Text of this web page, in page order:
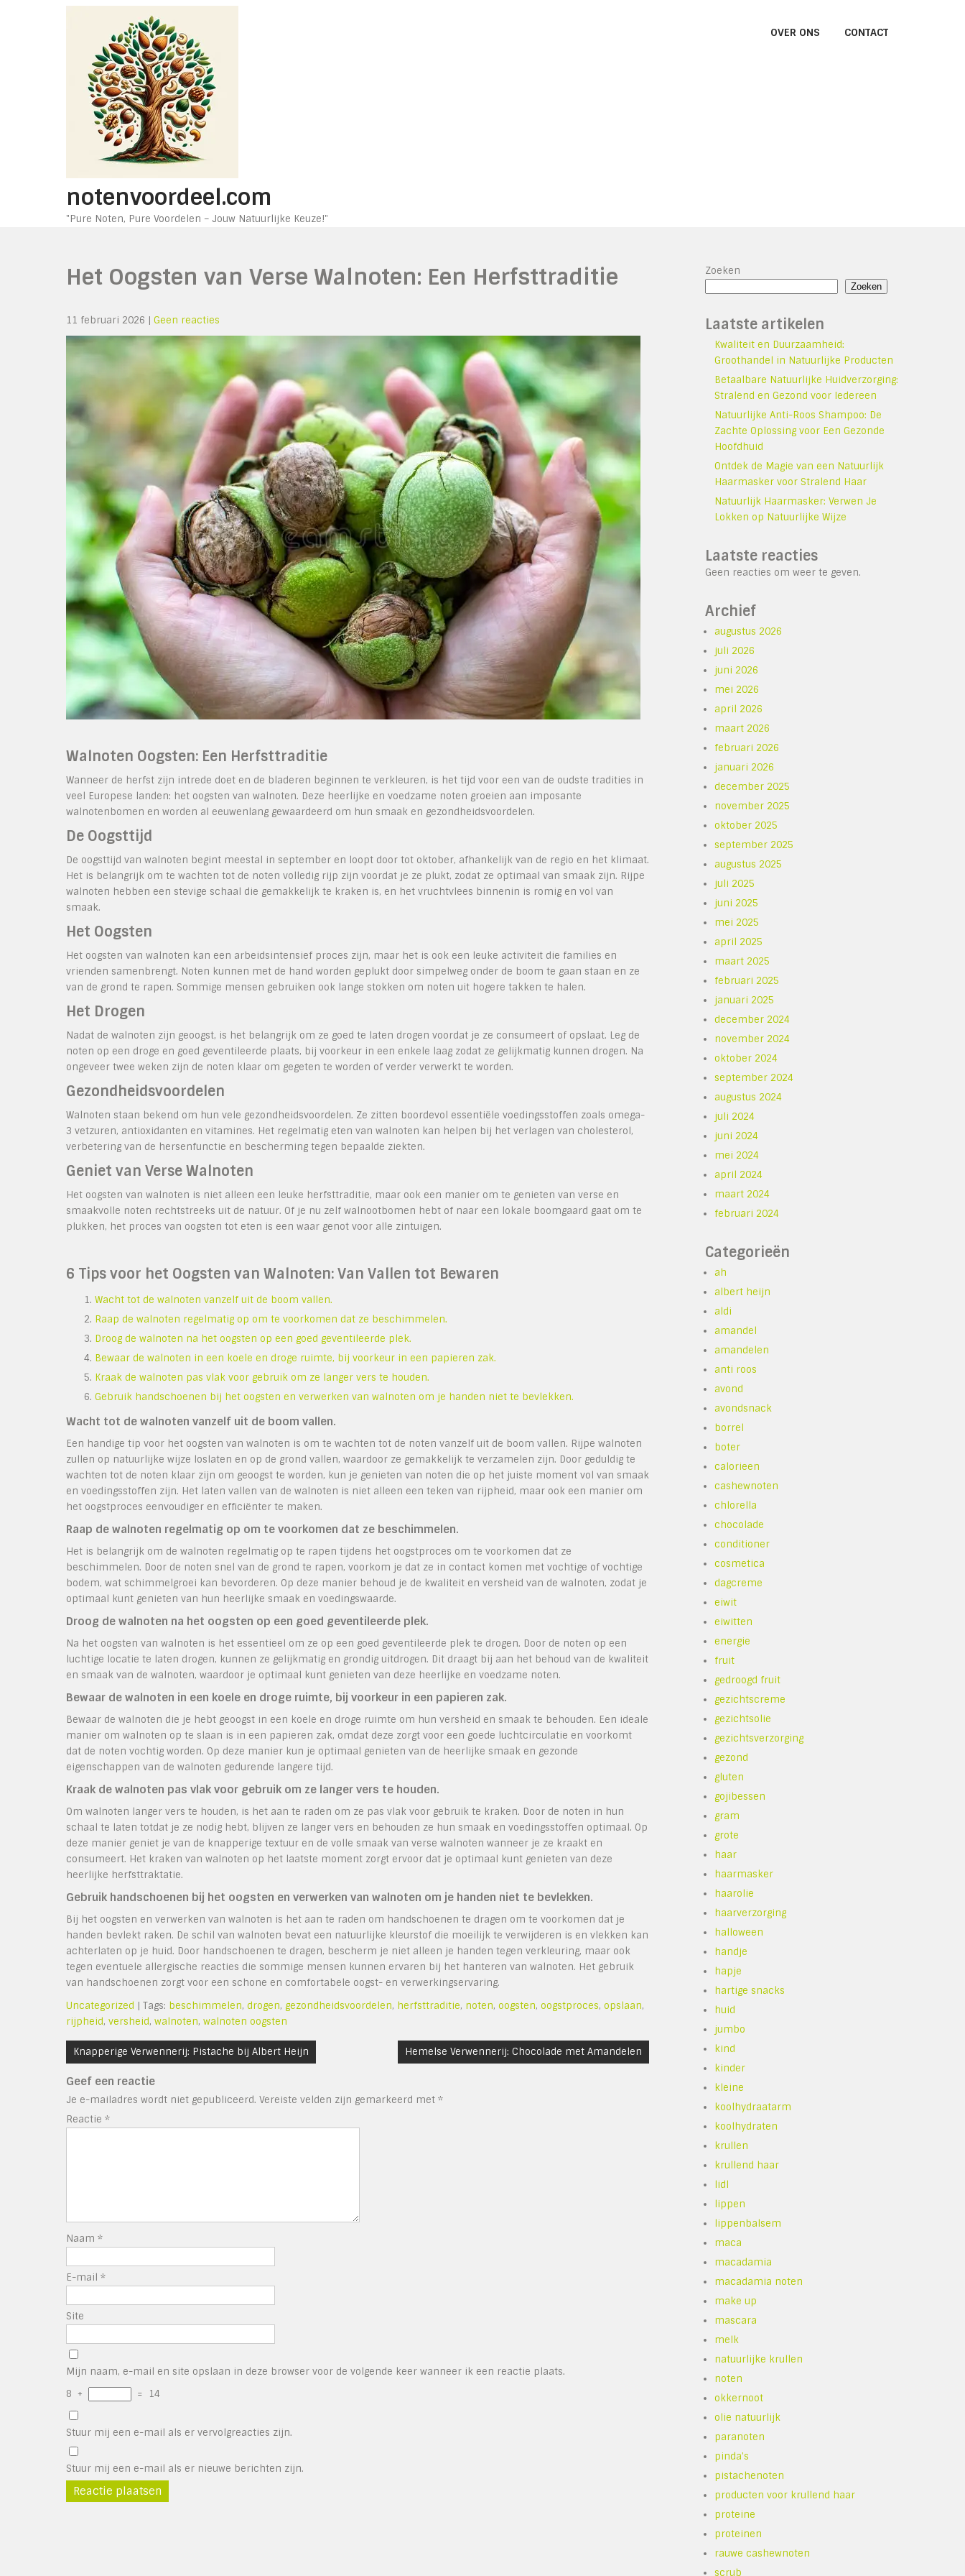
notenvoordeel.com
"Pure Noten, Pure Voordelen – Jouw Natuurlijke Keuze!"
OVER ONS CONTACT
Het Oogsten van Verse Walnoten: Een Herfsttraditie
11 februari 2026 | Geen reacties
Walnoten Oogsten: Een Herfsttraditie
Wanneer de herfst zijn intrede doet en de bladeren beginnen te verkleuren, is het tijd voor een van de oudste tradities in
veel Europese landen: het oogsten van walnoten. Deze heerlijke en voedzame noten groeien aan imposante
walnotenbomen en worden al eeuwenlang gewaardeerd om hun smaak en gezondheidsvoordelen.
De Oogsttijd
De oogsttijd van walnoten begint meestal in september en loopt door tot oktober, afhankelijk van de regio en het klimaat.
Het is belangrijk om te wachten tot de noten volledig rijp zijn voordat je ze plukt, zodat ze optimaal van smaak zijn. Rijpe
walnoten hebben een stevige schaal die gemakkelijk te kraken is, en het vruchtvlees binnenin is romig en vol van
smaak.
Het Oogsten
Het oogsten van walnoten kan een arbeidsintensief proces zijn, maar het is ook een leuke activiteit die families en
vrienden samenbrengt. Noten kunnen met de hand worden geplukt door simpelweg onder de boom te gaan staan en ze
van de grond te rapen. Sommige mensen gebruiken ook lange stokken om noten uit hogere takken te halen.
Het Drogen
Nadat de walnoten zijn geoogst, is het belangrijk om ze goed te laten drogen voordat je ze consumeert of opslaat. Leg de
noten op een droge en goed geventileerde plaats, bij voorkeur in een enkele laag zodat ze gelijkmatig kunnen drogen. Na
ongeveer twee weken zijn de noten klaar om gegeten te worden of verder verwerkt te worden.
Gezondheidsvoordelen
Walnoten staan bekend om hun vele gezondheidsvoordelen. Ze zitten boordevol essentiële voedingsstoffen zoals omega-
3 vetzuren, antioxidanten en vitamines. Het regelmatig eten van walnoten kan helpen bij het verlagen van cholesterol,
verbetering van de hersenfunctie en bescherming tegen bepaalde ziekten.
Geniet van Verse Walnoten
Het oogsten van walnoten is niet alleen een leuke herfsttraditie, maar ook een manier om te genieten van verse en
smaakvolle noten rechtstreeks uit de natuur. Of je nu zelf walnootbomen hebt of naar een lokale boomgaard gaat om te
plukken, het proces van oogsten tot eten is een waar genot voor alle zintuigen.
6 Tips voor het Oogsten van Walnoten: Van Vallen tot Bewaren
Wacht tot de walnoten vanzelf uit de boom vallen.
Raap de walnoten regelmatig op om te voorkomen dat ze beschimmelen.
Droog de walnoten na het oogsten op een goed geventileerde plek.
Bewaar de walnoten in een koele en droge ruimte, bij voorkeur in een papieren zak.
Kraak de walnoten pas vlak voor gebruik om ze langer vers te houden.
Gebruik handschoenen bij het oogsten en verwerken van walnoten om je handen niet te bevlekken.
Wacht tot de walnoten vanzelf uit de boom vallen.
Een handige tip voor het oogsten van walnoten is om te wachten tot de noten vanzelf uit de boom vallen. Rijpe walnoten
zullen op natuurlijke wijze loslaten en op de grond vallen, waardoor ze gemakkelijk te verzamelen zijn. Door geduldig te
wachten tot de noten klaar zijn om geoogst te worden, kun je genieten van noten die op het juiste moment vol van smaak
en voedingsstoffen zijn. Het laten vallen van de walnoten is niet alleen een teken van rijpheid, maar ook een manier om
het oogstproces eenvoudiger en efficiënter te maken.
Raap de walnoten regelmatig op om te voorkomen dat ze beschimmelen.
Het is belangrijk om de walnoten regelmatig op te rapen tijdens het oogstproces om te voorkomen dat ze
beschimmelen. Door de noten snel van de grond te rapen, voorkom je dat ze in contact komen met vochtige of vochtige
bodem, wat schimmelgroei kan bevorderen. Op deze manier behoud je de kwaliteit en versheid van de walnoten, zodat je
optimaal kunt genieten van hun heerlijke smaak en voedingswaarde.
Droog de walnoten na het oogsten op een goed geventileerde plek.
Na het oogsten van walnoten is het essentieel om ze op een goed geventileerde plek te drogen. Door de noten op een
luchtige locatie te laten drogen, kunnen ze gelijkmatig en grondig uitdrogen. Dit draagt bij aan het behoud van de kwaliteit
en smaak van de walnoten, waardoor je optimaal kunt genieten van deze heerlijke en voedzame noten.
Bewaar de walnoten in een koele en droge ruimte, bij voorkeur in een papieren zak.
Bewaar de walnoten die je hebt geoogst in een koele en droge ruimte om hun versheid en smaak te behouden. Een ideale
manier om walnoten op te slaan is in een papieren zak, omdat deze zorgt voor een goede luchtcirculatie en voorkomt
dat de noten vochtig worden. Op deze manier kun je optimaal genieten van de heerlijke smaak en gezonde
eigenschappen van de walnoten gedurende langere tijd.
Kraak de walnoten pas vlak voor gebruik om ze langer vers te houden.
Om walnoten langer vers te houden, is het aan te raden om ze pas vlak voor gebruik te kraken. Door de noten in hun
schaal te laten totdat je ze nodig hebt, blijven ze langer vers en behouden ze hun smaak en voedingsstoffen optimaal. Op
deze manier geniet je van de knapperige textuur en de volle smaak van verse walnoten wanneer je ze kraakt en
consumeert. Het kraken van walnoten op het laatste moment zorgt ervoor dat je optimaal kunt genieten van deze
heerlijke herfsttraktatie.
Gebruik handschoenen bij het oogsten en verwerken van walnoten om je handen niet te bevlekken.
Bij het oogsten en verwerken van walnoten is het aan te raden om handschoenen te dragen om te voorkomen dat je
handen bevlekt raken. De schil van walnoten bevat een natuurlijke kleurstof die moeilijk te verwijderen is en vlekken kan
achterlaten op je huid. Door handschoenen te dragen, bescherm je niet alleen je handen tegen verkleuring, maar ook
tegen eventuele allergische reacties die sommige mensen kunnen ervaren bij het hanteren van walnoten. Het gebruik
van handschoenen zorgt voor een schone en comfortabele oogst- en verwerkingservaring.
Uncategorized | Tags: beschimmelen, drogen, gezondheidsvoordelen, herfsttraditie, noten, oogsten, oogstproces, opslaan,
rijpheid, versheid, walnoten, walnoten oogsten
Bericht
navigatie
Knapperige Verwennerij: Pistache bij Albert Heijn Hemelse Verwennerij: Chocolade met Amandelen
Geef een reactie
Je e-mailadres wordt niet gepubliceerd. Vereiste velden zijn gemarkeerd met *
Reactie *
Naam *
E-mail *
Site
Mijn naam, e-mail en site opslaan in deze browser voor de volgende keer wanneer ik een reactie plaats.
8 + = 14
Stuur mij een e-mail als er vervolgreacties zijn.
Stuur mij een e-mail als er nieuwe berichten zijn.
Zoeken
Zoeken
Laatste artikelen
Kwaliteit en Duurzaamheid:
Groothandel in Natuurlijke Producten
Betaalbare Natuurlijke Huidverzorging:
Stralend en Gezond voor Iedereen
Natuurlijke Anti-Roos Shampoo: De
Zachte Oplossing voor Een Gezonde
Hoofdhuid
Ontdek de Magie van een Natuurlijk
Haarmasker voor Stralend Haar
Natuurlijk Haarmasker: Verwen Je
Lokken op Natuurlijke Wijze
Laatste reacties
Geen reacties om weer te geven.
Archief
augustus 2026
juli 2026
juni 2026
mei 2026
april 2026
maart 2026
februari 2026
januari 2026
december 2025
november 2025
oktober 2025
september 2025
augustus 2025
juli 2025
juni 2025
mei 2025
april 2025
maart 2025
februari 2025
januari 2025
december 2024
november 2024
oktober 2024
september 2024
augustus 2024
juli 2024
juni 2024
mei 2024
april 2024
maart 2024
februari 2024
Categorieën
ah
albert heijn
aldi
amandel
amandelen
anti roos
avond
avondsnack
borrel
boter
calorieen
cashewnoten
chlorella
chocolade
conditioner
cosmetica
dagcreme
eiwit
eiwitten
energie
fruit
gedroogd fruit
gezichtscreme
gezichtsolie
gezichtsverzorging
gezond
gluten
gojibessen
gram
grote
haar
haarmasker
haarolie
haarverzorging
halloween
handje
hapje
hartige snacks
huid
jumbo
kind
kinder
kleine
koolhydraatarm
koolhydraten
krullen
krullend haar
lidl
lippen
lippenbalsem
maca
macadamia
macadamia noten
make up
mascara
melk
natuurlijke krullen
noten
okkernoot
olie natuurlijk
paranoten
pinda's
pistachenoten
producten voor krullend haar
proteine
proteinen
rauwe cashewnoten
scrub